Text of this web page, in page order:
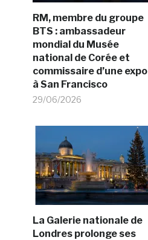
RM, membre du groupe
BTS : ambassadeur
mondial du Musée
national de Corée et
commissaire d’une expo
à San Francisco
29/06/2026
La Galerie nationale de
Londres prolonge ses